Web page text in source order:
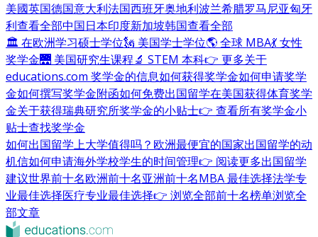
美國英国德国意大利法国西班牙奥地利波兰希腊罗马尼亚匈牙
利查看全部中国日本印度新加坡韩国查看全部
🏛 在欧洲学习硕士学位🗽 美国学士学位🌎 全球 MBA💃 女性
奖学金🌉 美国研究生课程🔬 STEM 本科👉 更多关于
educations.com 奖学金的信息如何获得奖学金如何申请奖学
金如何撰写奖学金附函如何免费出国留学在美国获得体育奖学
金关于获得瑞典研究所奖学金的小贴士👉 查看所有奖学金小
贴士查找奖学金
如何出国留学上大学值得吗？ 欧洲最便宜的国家出国留学的动
机信如何申请海外学校学生的时间管理👉 阅读更多出国留学
建议世界前十名欧洲前十名亚洲前十名MBA 最佳选择法学专
业最佳选择医疗专业最佳选择👉 浏览全部前十名榜单浏览全
部文章